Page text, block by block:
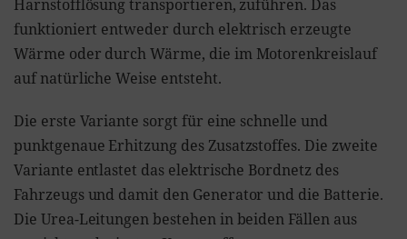
Harnstofflösung transportieren, zuführen. Das
funktioniert entweder durch elektrisch erzeugte
Wärme oder durch Wärme, die im Motorenkreislauf
auf natürliche Weise entsteht.
Die erste Variante sorgt für eine schnelle und
punktgenaue Erhitzung des Zusatzstoffes. Die zweite
Variante entlastet das elektrische Bordnetz des
Fahrzeugs und damit den Generator und die Batterie.
Die Urea-Leitungen bestehen in beiden Fällen aus